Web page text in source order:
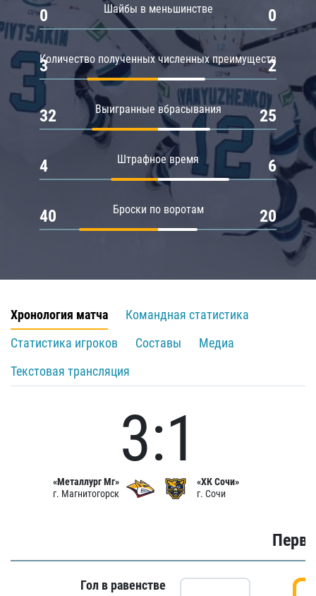
Шайбы в меньшинстве
0 0
Количество полученных численных преимуществ
3 2
Выигранные вбрасывания
32 25
Штрафное время
4 6
Броски по воротам
40 20
Хронология матча
Командная статистика
Статистика игроков
Составы
Медиа
Текстовая трансляция
«Металлург Мг»
г. Магнитогорск
3:1
«ХК Сочи»
г. Сочи
Гол в равенстве